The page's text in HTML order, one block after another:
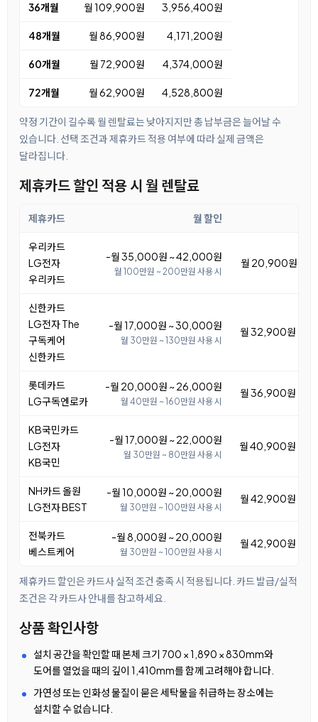
36개월 월 109,900원 3,956,400원
48개월 월 86,900원 4,171,200원
60개월 월 72,900원 4,374,000원
72개월 월 62,900원 4,528,800원
약정 기간이 길수록 월 렌탈료는 낮아지지만 총 납부금은 늘어날 수
있습니다. 선택 조건과 제휴카드 적용 여부에 따라 실제 금액은
달라집니다.
제휴카드 할인 적용 시 월 렌탈료
제휴카드 월 할인
우리카드
LG전자
우리카드
-월 35,000원 ~ 42,000원
월 100만원 ~ 200만원 사용 시
월 20,900원 ~
신한카드
LG전자 The
구독케어
신한카드
-월 17,000원 ~ 30,000원
월 30만원 ~ 130만원 사용 시
월 32,900원 ~
롯데카드
LG구독엔로카
-월 20,000원 ~ 26,000원
월 40만원 ~ 160만원 사용 시
월 36,900원 ~
KB국민카드
LG전자
KB국민
-월 17,000원 ~ 22,000원
월 30만원 ~ 80만원 사용 시
월 40,900원 ~
NH카드 올원
LG전자 BEST
-월 10,000원 ~ 20,000원
월 30만원 ~ 100만원 사용 시
월 42,900원 ~
전북카드
베스트케어
-월 8,000원 ~ 20,000원
월 30만원 ~ 100만원 사용 시
월 42,900원 ~
제휴카드 할인은 카드사 실적 조건 충족 시 적용됩니다. 카드 발급/실적
조건은 각 카드사 안내를 참고하세요.
상품 확인사항
설치 공간을 확인할 때 본체 크기 700 × 1,890 × 830mm와
도어를 열었을 때의 깊이 1,410mm를 함께 고려해야 합니다.
가연성 또는 인화성 물질이 묻은 세탁물을 취급하는 장소에는
설치할 수 없습니다.